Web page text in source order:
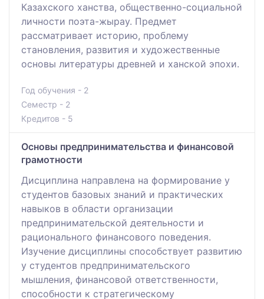
Казахского ханства, общественно-социальной
личности поэта-жырау. Предмет
рассматривает историю, проблему
становления, развития и художественные
основы литературы древней и ханской эпохи.
Год обучения - 2
Семестр - 2
Кредитов - 5
Основы предпринимательства и финансовой
грамотности
Дисциплина направлена на формирование у
студентов базовых знаний и практических
навыков в области организации
предпринимательской деятельности и
рационального финансового поведения.
Изучение дисциплины способствует развитию
у студентов предпринимательского
мышления, финансовой ответственности,
способности к стратегическому